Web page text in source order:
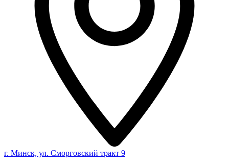
г. Минск, ул. Сморговский тракт 9